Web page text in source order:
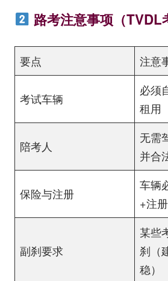
路考注意事项（TVDL
要点 注意
考试车辆
必须
租用
陪考人
无需
并合
保险与注册
车辆
+注
副刹要求
某些
刹（
稳）